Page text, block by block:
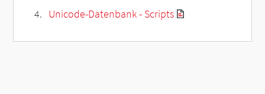
Unicode-Datenbank - Scripts